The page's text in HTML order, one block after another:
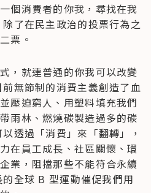
個消費者的你我，尋找在我
了在民主政治的投票行為之
票。
，就連普通的你我可以改變
無節制的消費主義創造了血
壓迫窮人、用塑料填充我們
雨林、燃燒碳製造過多的碳
透過「消費」來「翻轉」，
在員工成長、社區關懷、環
業，阻擋那些不能符合永續
全球 B 型運動催促我們用